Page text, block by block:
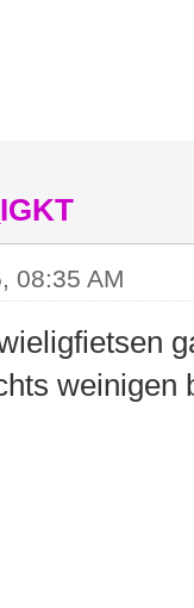
08:35 AM
weinigen